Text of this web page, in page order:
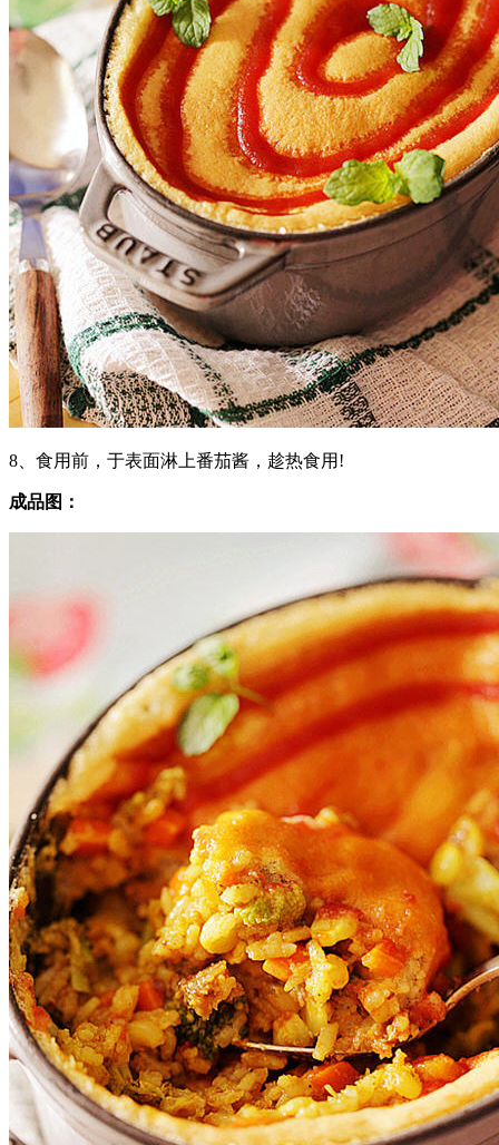
8、食用前，于表面淋上番茄酱，趁热食用!
成品图：